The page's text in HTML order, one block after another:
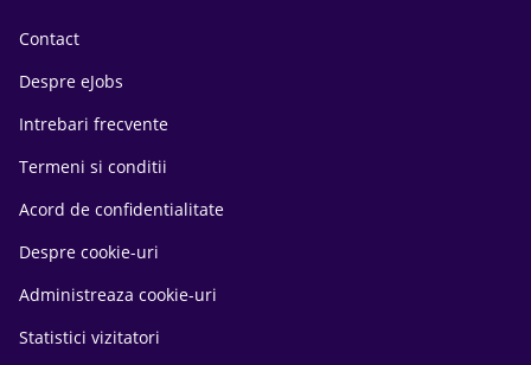
Contact
Despre eJobs
Intrebari frecvente
Termeni si conditii
Acord de confidentialitate
Despre cookie-uri
Administreaza cookie-uri
Statistici vizitatori